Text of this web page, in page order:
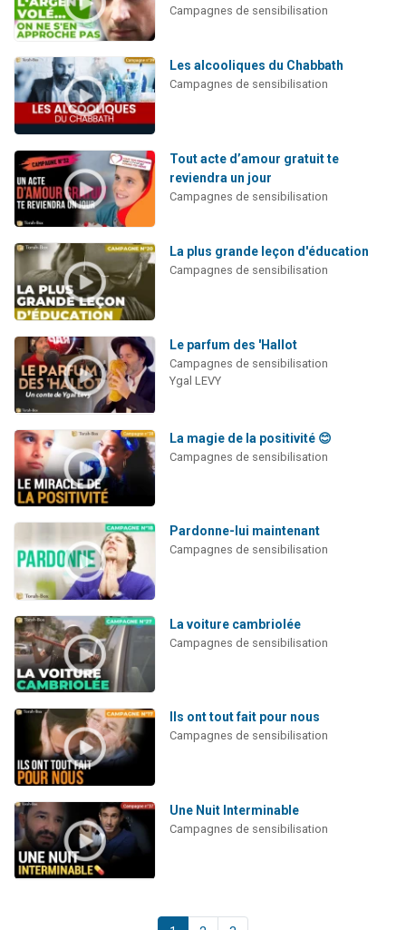
Campagnes de sensibilisation
Les alcooliques du Chabbath
Campagnes de sensibilisation
Tout acte d’amour gratuit te
reviendra un jour
Campagnes de sensibilisation
La plus grande leçon d'éducation
Campagnes de sensibilisation
Le parfum des 'Hallot
Campagnes de sensibilisation
Ygal LEVY
La magie de la positivité 😊
Campagnes de sensibilisation
Pardonne-lui maintenant
Campagnes de sensibilisation
La voiture cambriolée
Campagnes de sensibilisation
Ils ont tout fait pour nous
Campagnes de sensibilisation
Une Nuit Interminable
Campagnes de sensibilisation